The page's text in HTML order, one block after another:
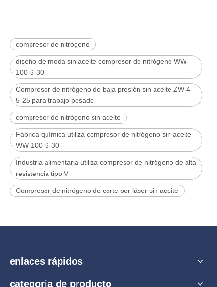
compresor de nitrógeno
diseño de moda sin aceite compresor de nitrógeno WW-
100-6-30
Compresor de nitrógeno de baja presión sin aceite ZW-4-
5-25 para trabajo pesado
compresor de nitrógeno sin aceite
Fábrica química utiliza compresor de nitrógeno sin aceite
WW-100-6-30
Industria alimentaria utiliza compresor de nitrógeno de alta
resistencia tipo V
Compresor de nitrógeno de corte por láser sin aceite
enlaces rápidos
categoria de producto